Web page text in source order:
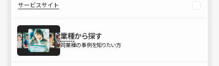
サービスサイト
業種から探す
同業種の事例を知りたい方